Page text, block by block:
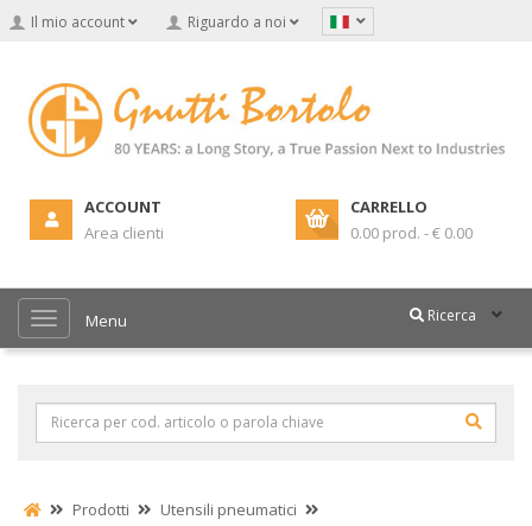
Il mio account Riguardo a noi
ACCOUNT
Area clienti
CARRELLO
0.00 prod. - € 0.00
Menu Ricerca
Prodotti
Utensili pneumatici